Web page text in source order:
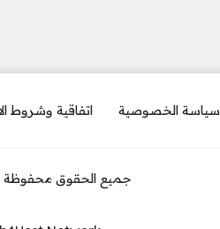
سياسة الخصوصية اتفاقية وشروط
جميع الحقوق محفوظة ©